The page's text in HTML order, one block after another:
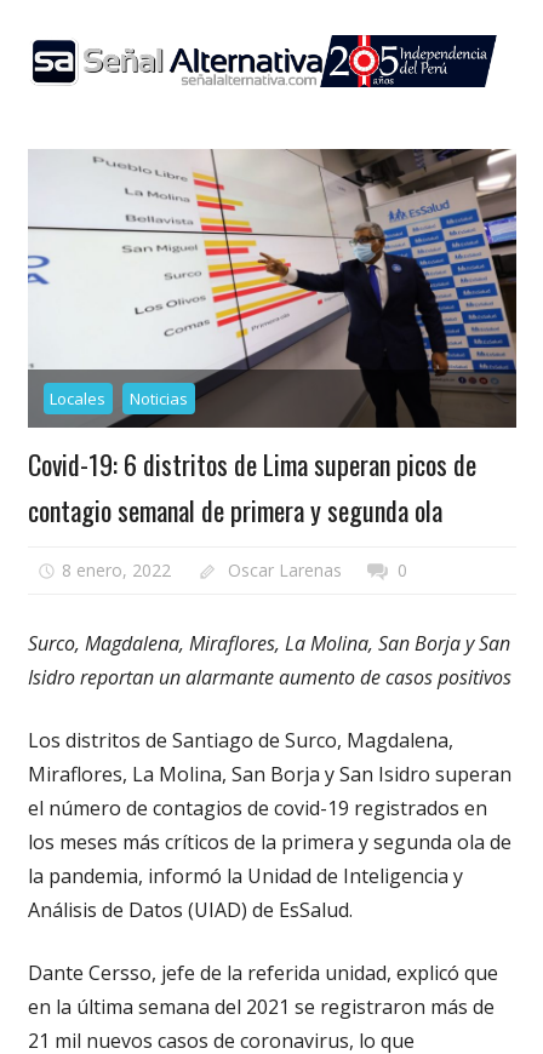
content
Locales Noticias
Covid-19: 6 distritos de Lima superan picos de
contagio semanal de primera y segunda ola
8 enero, 2022 Oscar Larenas 0
Surco, Magdalena, Miraflores, La Molina, San Borja y San
Isidro reportan un alarmante aumento de casos positivos
Los distritos de Santiago de Surco, Magdalena,
Miraflores, La Molina, San Borja y San Isidro superan
el número de contagios de covid-19 registrados en
los meses más críticos de la primera y segunda ola de
la pandemia, informó la Unidad de Inteligencia y
Análisis de Datos (UIAD) de EsSalud.
Dante Cersso, jefe de la referida unidad, explicó que
en la última semana del 2021 se registraron más de
21 mil nuevos casos de coronavirus, lo que